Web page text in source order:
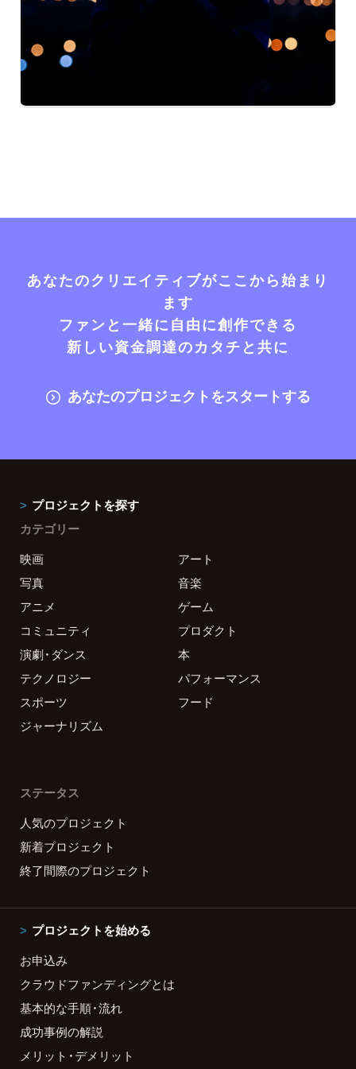
あなたのクリエイティブがここから始まり
ます
ファンと一緒に自由に創作できる
新しい資金調達のカタチと共に
あなたのプロジェクトをスタートする
プロジェクトを探す
カテゴリー
映画
アート
写真
音楽
アニメ
ゲーム
コミュニティ
プロダクト
演劇・ダンス
本
テクノロジー
パフォーマンス
スポーツ
フード
ジャーナリズム
ステータス
人気のプロジェクト
新着プロジェクト
終了間際のプロジェクト
プロジェクトを始める
お申込み
クラウドファンディングとは
基本的な手順・流れ
成功事例の解説
メリット・デメリット